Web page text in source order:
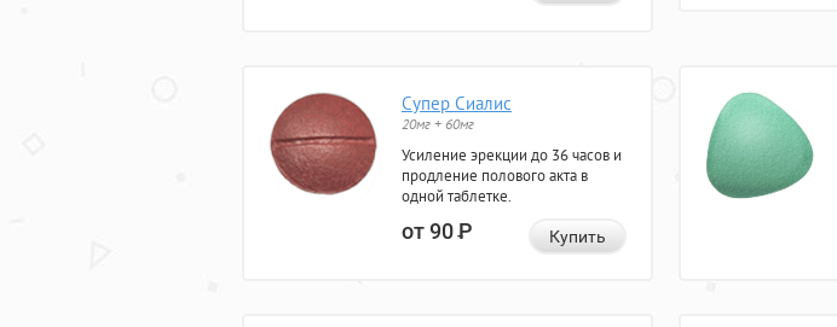
Супер Сиалис
20мг + 60мг
Усиление эрекции до 36 часов и
продление полового акта в
одной таблетке.
от 90Р Купить